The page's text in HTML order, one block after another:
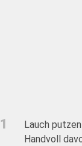
1
Lauch
Handvoll